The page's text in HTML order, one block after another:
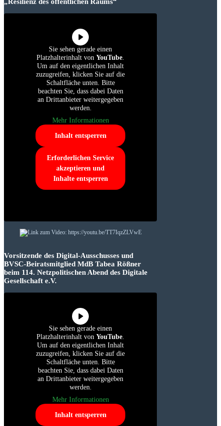
Sie sehen gerade einen
Platzhalterinhalt von YouTube.
Um auf den eigentlichen Inhalt
zuzugreifen, klicken Sie auf die
Schaltfläche unten. Bitte
beachten Sie, dass dabei Daten
an Drittanbieter weitergegeben
werden.
Mehr Informationen
Inhalt entsperren
Erforderlichen Service
akzeptieren und
Inhalte entsperren
Vorsitzende des Digital-Ausschusses und
BVSC-Beiratsmitglied MdB Tabea Rößner
beim 114. Netzpolitischen Abend des Digitale
Gesellschaft e.V.
Sie sehen gerade einen
Platzhalterinhalt von YouTube.
Um auf den eigentlichen Inhalt
zuzugreifen, klicken Sie auf die
Schaltfläche unten. Bitte
beachten Sie, dass dabei Daten
an Drittanbieter weitergegeben
werden.
Mehr Informationen
Inhalt entsperren